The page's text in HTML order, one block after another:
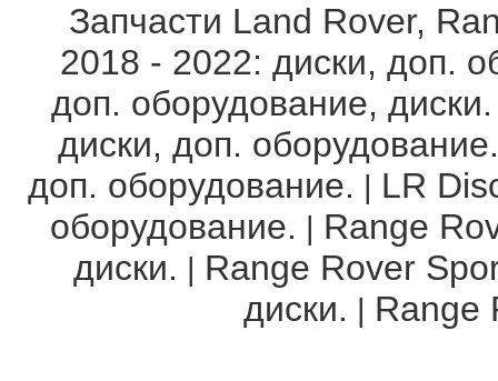
Запчасти Land Rover,
2018 - 2022: диски, доп.
доп. оборудование, диски.
диски, доп. оборудование.
доп. оборудование. | LR
оборудование. | Range
диски. | Range Rover
диски. | Range